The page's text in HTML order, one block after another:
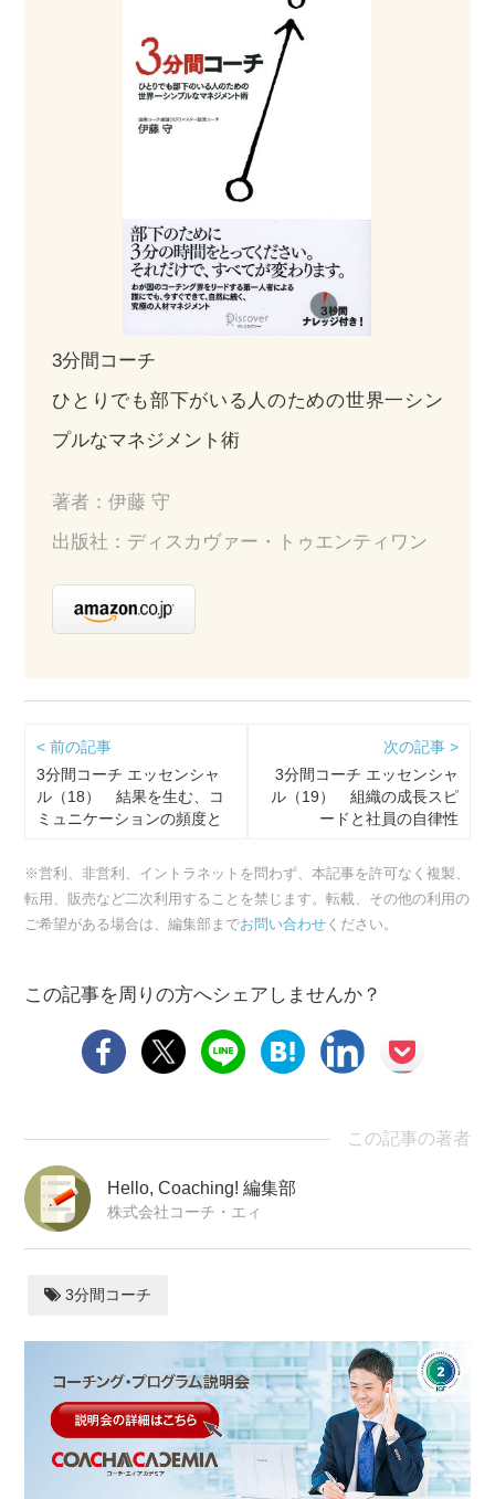
3分間コーチ
ひとりでも部下がいる人のための世界一シン
プルなマネジメント術
著者：伊藤 守
出版社：ディスカヴァー・トゥエンティワン
< 前の記事
3分間コーチ エッセンシャ
ル（18） 結果を生む、コ
ミュニケーションの頻度と
次の記事 >
3分間コーチ エッセンシャ
ル（19） 組織の成長スピ
ードと社員の自律性
※営利、非営利、イントラネットを問わず、本記事を許可なく複製、
転用、販売など二次利用することを禁じます。転載、その他の利用の
ご希望がある場合は、編集部までお問い合わせ ください。
この記事を周りの方へシェアしませんか？
この記事の著者
Hello, Coaching! 編集部
株式会社コーチ・エィ
3分間コーチ